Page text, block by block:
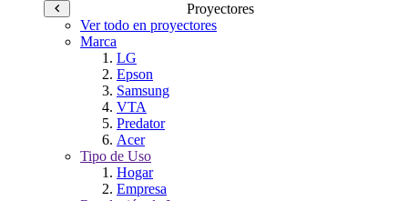
Proyectores
Ver todo en proyectores
Marca
LG
Epson
Samsung
VTA
Predator
Acer
Tipo de Uso
Hogar
Empresa